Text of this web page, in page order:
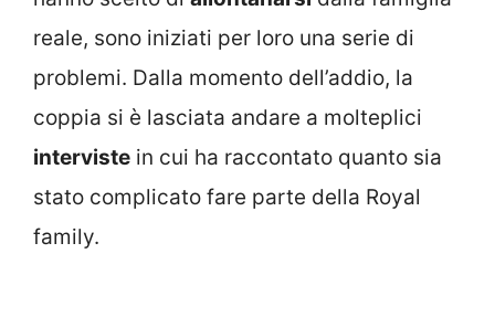
reale, sono iniziati per loro una serie di
problemi. Dalla momento dell’addio, la
coppia si è lasciata andare a molteplici
interviste in cui ha raccontato quanto sia
stato complicato fare parte della Royal
family.